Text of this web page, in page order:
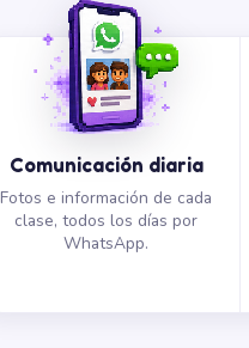
Comunicación diaria
Fotos e información de cada
clase, todos los días por
WhatsApp.